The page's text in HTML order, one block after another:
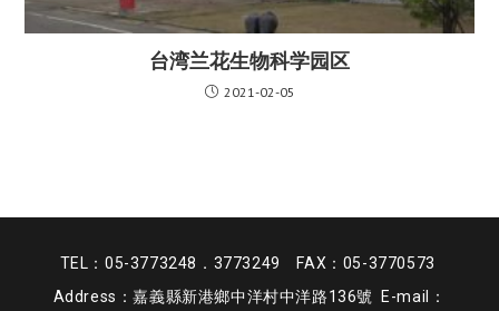
台湾兰花生物科学园区
2021-02-05
TEL：05-3773248．3773249 FAX：05-3770573
Address：嘉義縣新港鄉中洋村中洋路136號 E-mail：